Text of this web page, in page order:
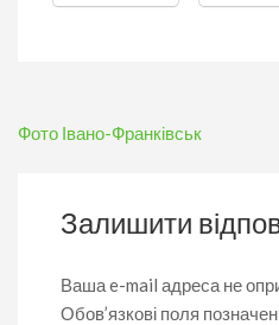
Навігація
Фото Івано-Франківськ
Залишити
Ваша e-mail адреса не
Обов’язкові поля